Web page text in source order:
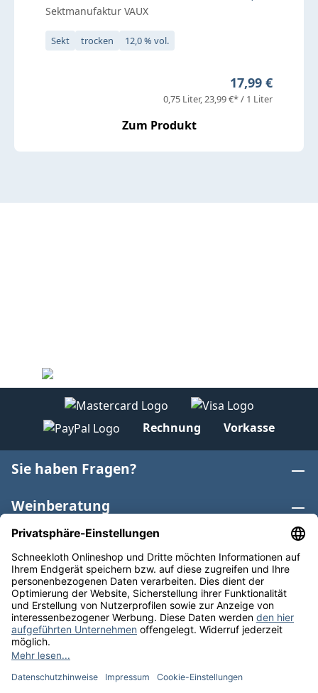
Sektmanufaktur VAUX
Sekt trocken 12,0 % vol.
Regulärer
17,99 €
0,75 Liter 23,99 €* / 1 Liter
Zum Produkt
Rechnung Vorkasse
Sie haben Fragen?
Weinberatung
Informationen
Weinkategorien
Internationaler Wein
* Alle Preise inkl. gesetzl. Mehrwertsteuer zzgl.
anders angegeben. Bioprodukte im Bio-Kontrollverfahren